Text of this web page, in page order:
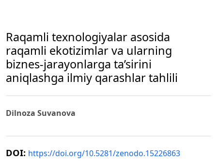
Raqamli texnologiyalar asosida
raqamli ekotizimlar va ularning
biznes-jarayonlarga ta’sirini
aniqlashga ilmiy qarashlar tahlili
Dilnoza Suvanova
DOI: https://doi.org/10.5281/zenodo.15226863